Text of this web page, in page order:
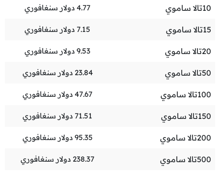
10تالا ساموي 4.77 دولار سنغافوري
15تالا ساموي 7.15 دولار سنغافوري
20تالا ساموي 9.53 دولار سنغافوري
50تالا ساموي 23.84 دولار سنغافوري
100تالا ساموي 47.67 دولار سنغافوري
150تالا ساموي 71.51 دولار سنغافوري
200تالا ساموي 95.35 دولار سنغافوري
500تالا ساموي 238.37 دولار سنغافوري